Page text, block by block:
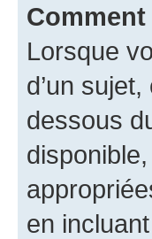
Lorsque
d’un
dessous
en